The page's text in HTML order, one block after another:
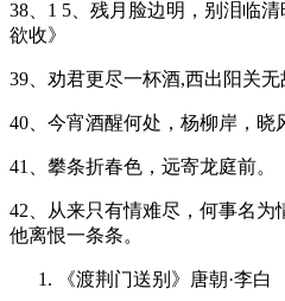
38、1 5、残月脸边明，别泪临
欲收》
39、劝君更尽一杯酒,西出阳关
40、今宵酒醒何处，杨柳岸，晓
41、攀条折春色，远寄龙庭前。
42、从来只有情难尽，何事名
他离恨一条条。
《渡荆门送别》唐朝·李白